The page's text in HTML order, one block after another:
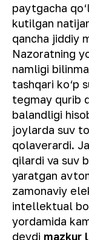
paytgacha
kutilgan
qancha jiddiy
Nazoratning
namligi
tashqari ko‘p
tegmay qurib
balandligi
joylarda suv
qolaverardi.
qilardi va suv
yaratgan
zamonaviy
intellektual
yordamida
deydi mazkur